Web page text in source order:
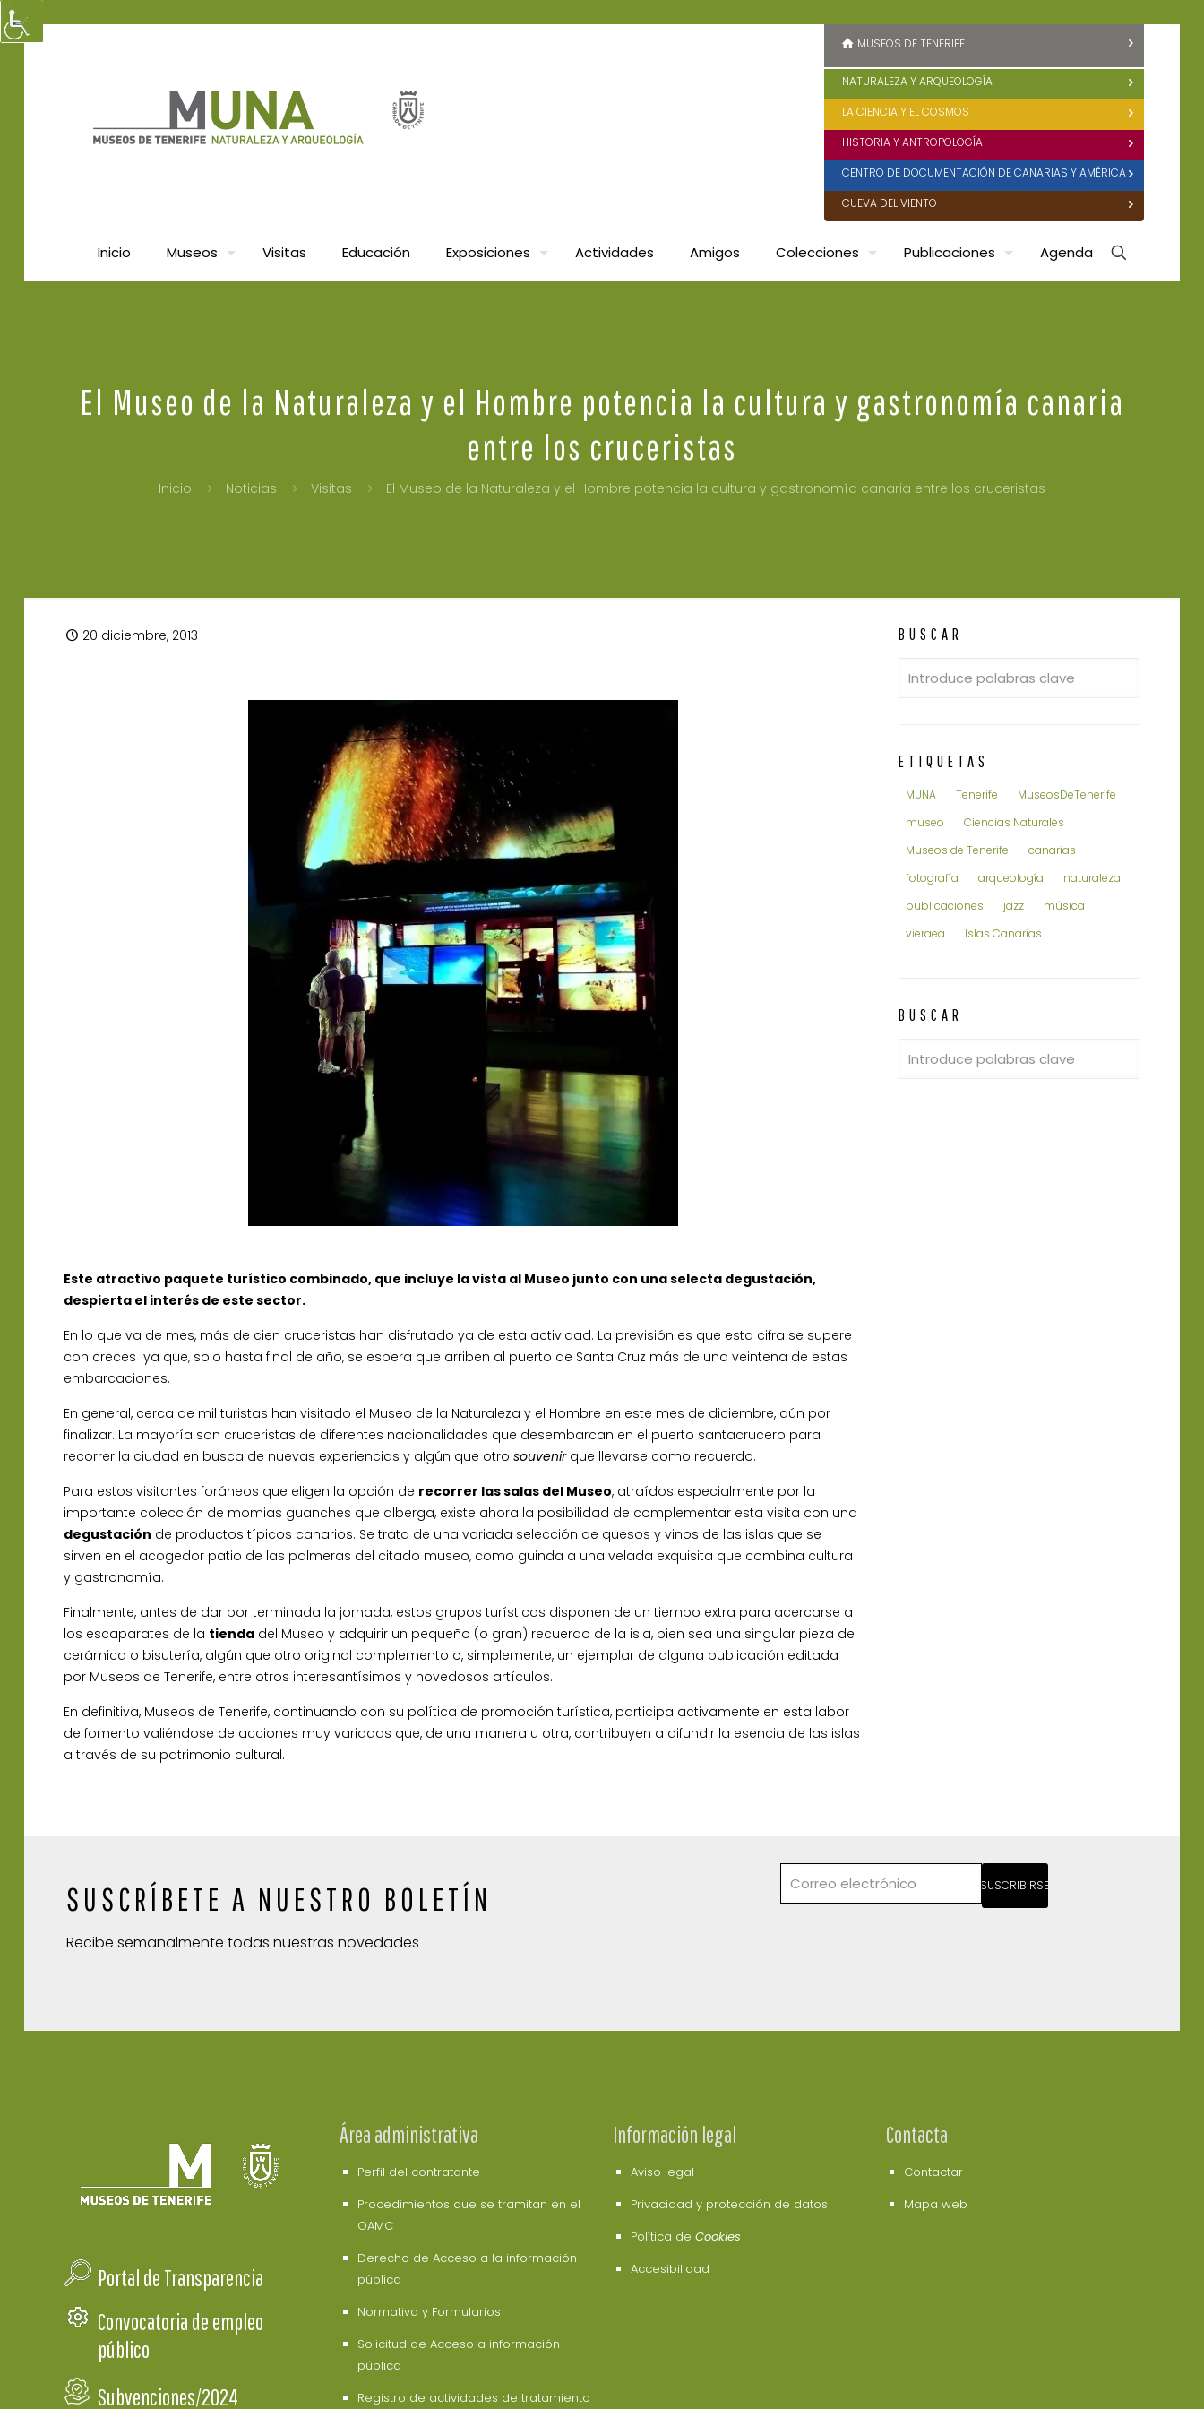
Inicio Museos Visitas Educación Exposiciones Actividades Amigos Colecciones Publicaciones Agenda
MUSEOS DE TENERIFE
NATURALEZA Y ARQUEOLOGÍA
LA CIENCIA Y EL COSMOS
HISTORIA Y ANTROPOLOGÍA
CENTRO DE DOCUMENTACIÓN DE CANARIAS Y AMÉRICA
CUEVA DEL VIENTO
El Museo de la Naturaleza y el Hombre potencia la cultura y gastronomía canaria
entre los cruceristas
Inicio Noticias Visitas El Museo de la Naturaleza y el Hombre potencia la cultura y gastronomía canaria entre los cruceristas
20 diciembre, 2013
Este atractivo paquete turístico combinado, que incluye la vista al Museo junto con una selecta degustación,
despierta el interés de este sector.
En lo que va de mes, más de cien cruceristas han disfrutado ya de esta actividad. La previsión es que esta cifra se supere
con creces ya que, solo hasta final de año, se espera que arriben al puerto de Santa Cruz más de una veintena de estas
embarcaciones.
En general, cerca de mil turistas han visitado el Museo de la Naturaleza y el Hombre en este mes de diciembre, aún por
finalizar. La mayoría son cruceristas de diferentes nacionalidades que desembarcan en el puerto santacrucero para
recorrer la ciudad en busca de nuevas experiencias y algún que otrosouvenir que llevarse como recuerdo.
Para estos visitantes foráneos que eligen la opción de recorrer las salas del Museo, atraídos especialmente por la
importante colección de momias guanches que alberga, existe ahora la posibilidad de complementar esta visita con una
degustación de productos típicos canarios. Se trata de una variada selección de quesos y vinos de las islas que se
sirven en el acogedor patio de las palmeras del citado museo, como guinda a una velada exquisita que combina cultura
y gastronomía.
Finalmente, antes de dar por terminada la jornada, estos grupos turísticos disponen de un tiempo extra para acercarse a
los escaparates de la tienda del Museo y adquirir un pequeño (o gran) recuerdo de la isla, bien sea una singular pieza de
cerámica o bisutería, algún que otro original complemento o, simplemente, un ejemplar de alguna publicación editada
por Museos de Tenerife, entre otros interesantísimos y novedosos artículos.
En definitiva, Museos de Tenerife, continuando con su política de promoción turística, participa activamente en esta labor
de fomento valiéndose de acciones muy variadas que, de una manera u otra, contribuyen a difundir la esencia de las islas
a través de su patrimonio cultural.
BUSCAR
ETIQUETAS
MUNA Tenerife
MuseosDeTenerife
museo
Ciencias Naturales
Museos de Tenerife
canarias
fotografía
arqueología
naturaleza
publicaciones
jazz
música
vieraea
Islas Canarias
BUSCAR
SUSCRÍBETE A NUESTRO BOLETÍN
Recibe semanalmente todas nuestras novedades
SUSCRIBIRSE
Portal de Transparencia
Convocatoria de empleo
público
Subvenciones/2024
Área administrativa
Perfil del contratante
Procedimientos que se tramitan en el
OAMC
Derecho de Acceso a la información
pública
Normativa y Formularios
Solicitud de Acceso a información
pública
Registro de actividades de tratamiento
Información legal
Aviso legal
Privacidad y protección de datos
Política de Cookies
Accesibilidad
Contacta
Contactar
Mapa web